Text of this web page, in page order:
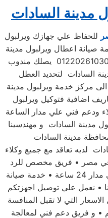
مدينة السادات
للحفاظ علي جهازك ويرلبول
صيانة اعطال ويرلبول مدينة
السادات علي الخط الساخن 01220261030 يصلك مندوب
السادات لتحديد العطل
الى مركز خدمة ويرلبول مدينة
اضافية فتوكيل ويرلبول
ودعم فني علي مدار الساعة
مدينة السادات و مهندسينا
لديه تعاقد مع جميع وكلاء
في مصر • فريق مخصص للرد
علي استفساركم وطلباتكم علي مدار 24 ساعة • خدمة صيانة
• نعمل علي توصيل اجهزتكم
التي لا تقبل المنافسة
• و فريق دعم فني لمعالجة